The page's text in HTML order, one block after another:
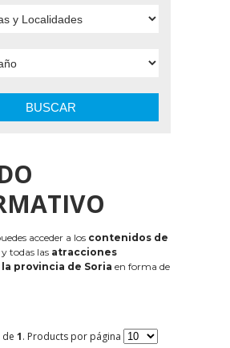
BUSCAR
acceder a los contenidos de
y todas las atracciones
provincia de Soria en forma de
de 1. Products por página